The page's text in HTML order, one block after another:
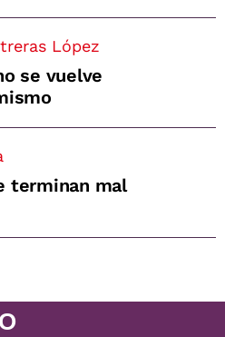
López
se vuelve
terminan mal